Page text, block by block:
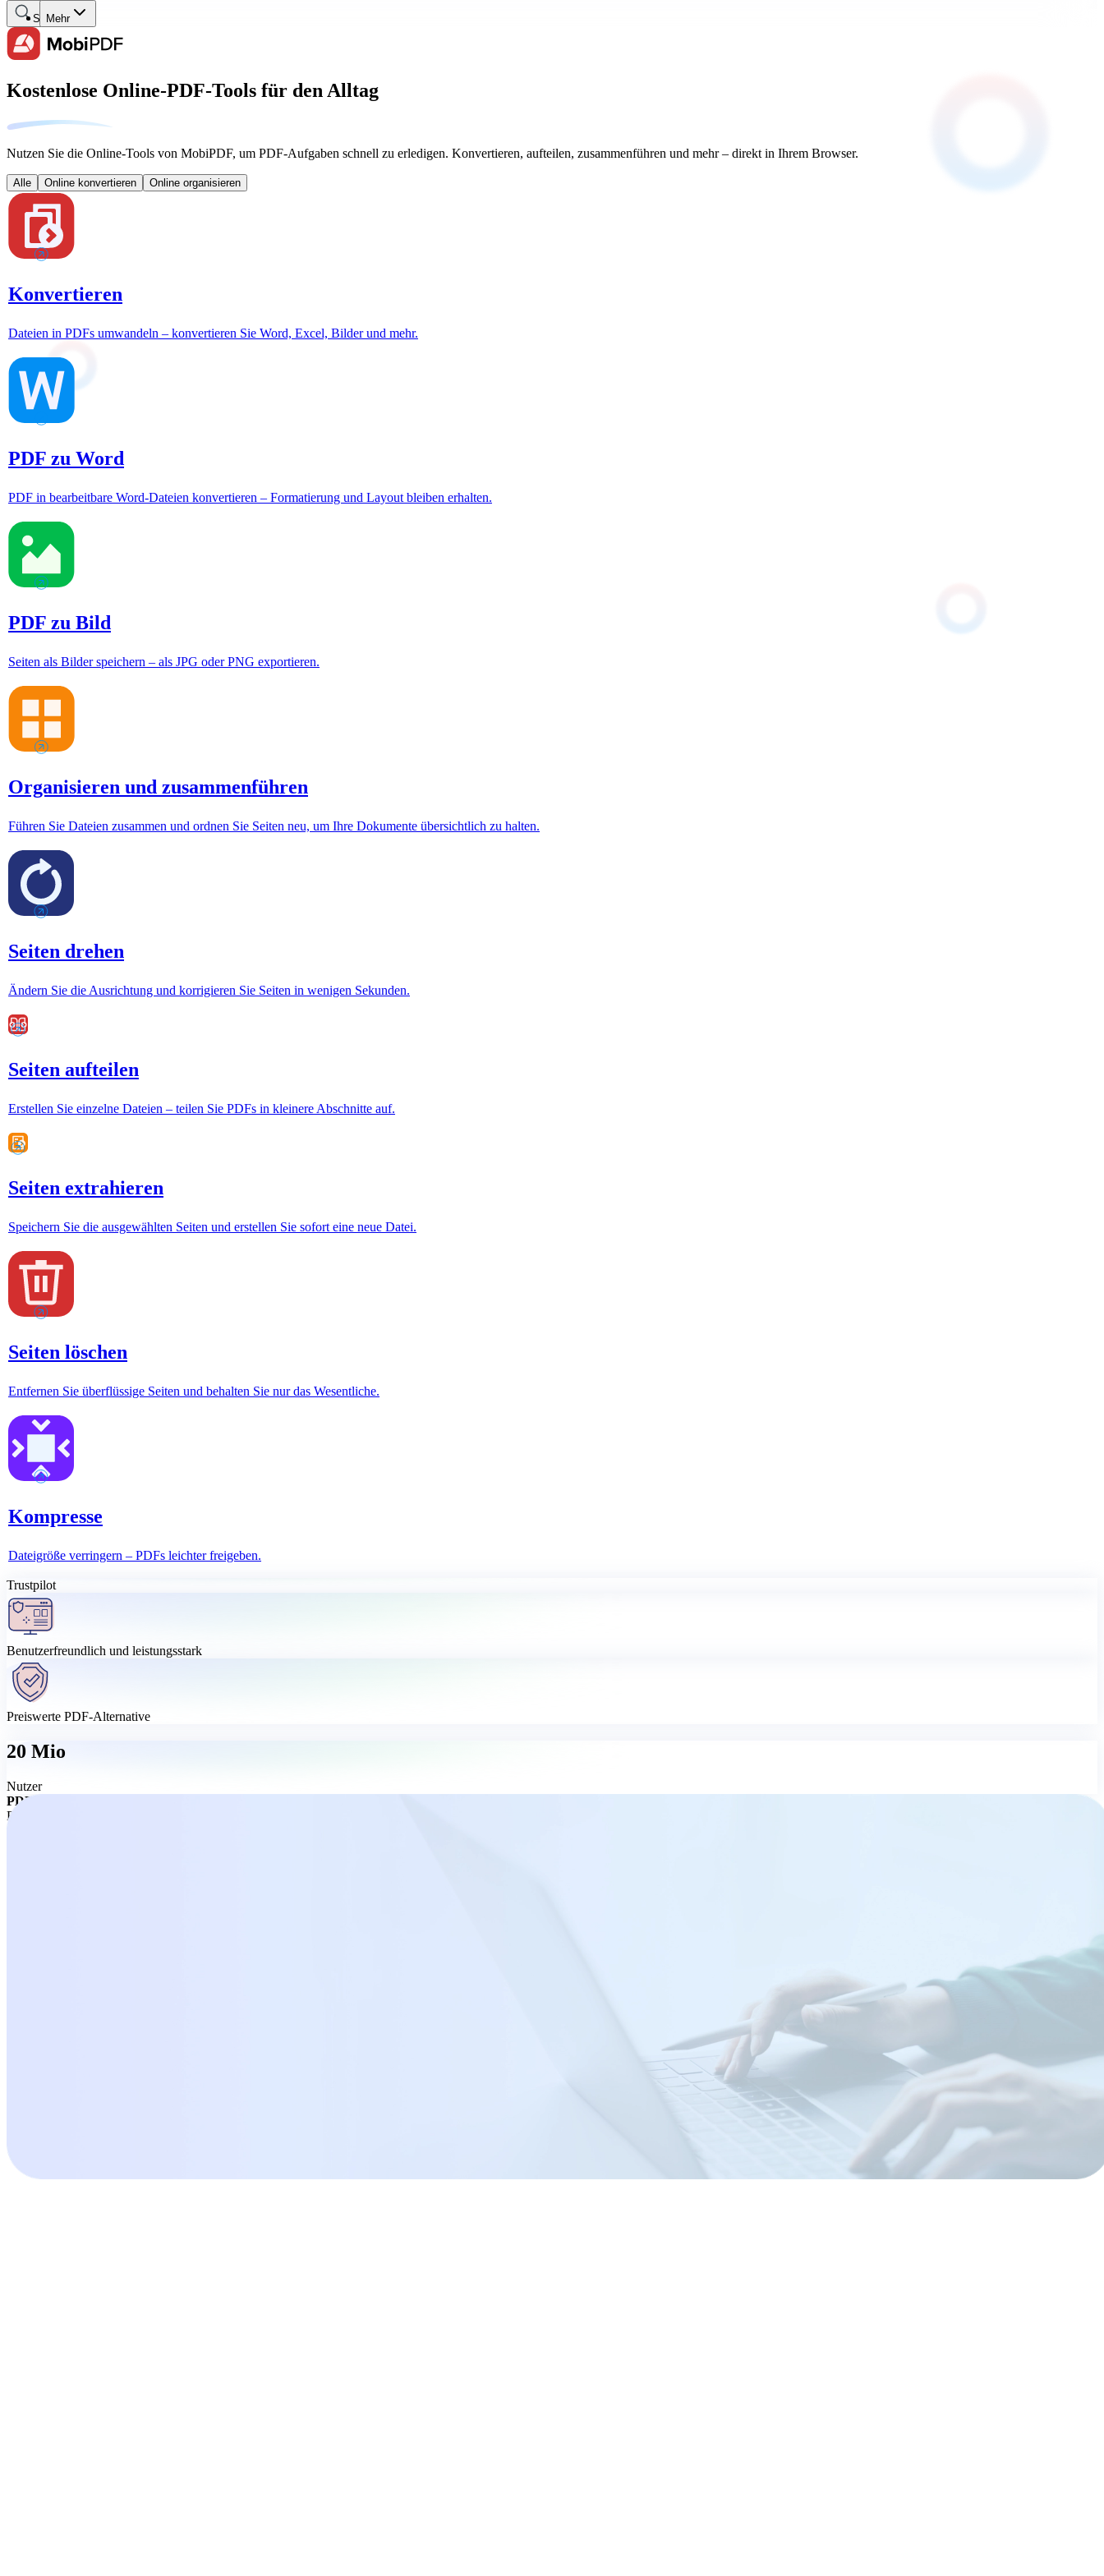
Mehr
Suche
Kostenlose Online-PDF-Tools für den Alltag
Nutzen Sie die Online-Tools von MobiPDF, um PDF-Aufgaben schnell zu erledigen. Konvertieren, aufteilen, zusammenführen und mehr – direkt in Ihrem Browser.
Alle Online konvertieren Online organisieren
Konvertieren
Dateien in PDFs umwandeln – konvertieren Sie Word, Excel, Bilder und mehr.
PDF zu Word
PDF in bearbeitbare Word-Dateien konvertieren – Formatierung und Layout bleiben erhalten.
PDF zu Bild
Seiten als Bilder speichern – als JPG oder PNG exportieren.
Organisieren und zusammenführen
Führen Sie Dateien zusammen und ordnen Sie Seiten neu, um Ihre Dokumente übersichtlich zu halten.
Seiten drehen
Ändern Sie die Ausrichtung und korrigieren Sie Seiten in wenigen Sekunden.
Seiten aufteilen
Erstellen Sie einzelne Dateien – teilen Sie PDFs in kleinere Abschnitte auf.
Seiten extrahieren
Speichern Sie die ausgewählten Seiten und erstellen Sie sofort eine neue Datei.
Seiten löschen
Entfernen Sie überflüssige Seiten und behalten Sie nur das Wesentliche.
Kompresse
Dateigröße verringern – PDFs leichter freigeben.
Trustpilot
Benutzerfreundlich und leistungsstark
Preiswerte PDF-Alternative
20 Mio
Nutzer
PDF-Komplettlösung – einfach und übersichtlich
Brauchen Sie mehr als einfache Online-Tools? Laden Sie MobiPDF herunter und nutzen Sie den vollen Funktionsumfang – PDFs bearbeiten, konvertieren, signieren, organisieren und schützen, zu einem Preis,